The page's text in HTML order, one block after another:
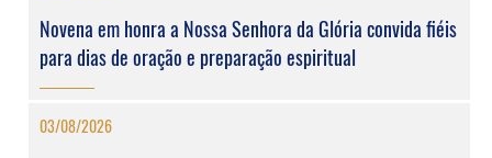
Novena em honra a Nossa Senhora da Glória convida fiéis
para dias de oração e preparação espiritual
03/08/2026